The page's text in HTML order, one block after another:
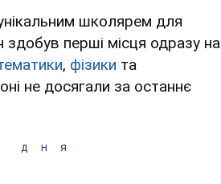
школярем для
здобув перші місця одразу на
, фізики та
не досягали за останнє
дня